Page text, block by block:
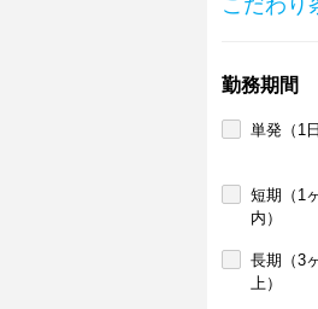
こだわり
勤務期間
単発（1日
短期（1
内）
長期（3
上）